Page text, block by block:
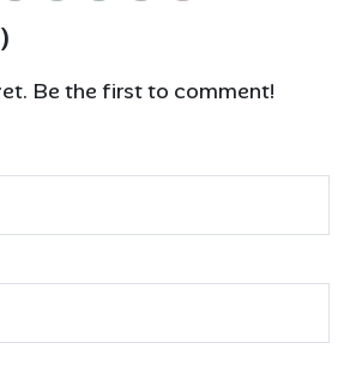
Be the first to comment!